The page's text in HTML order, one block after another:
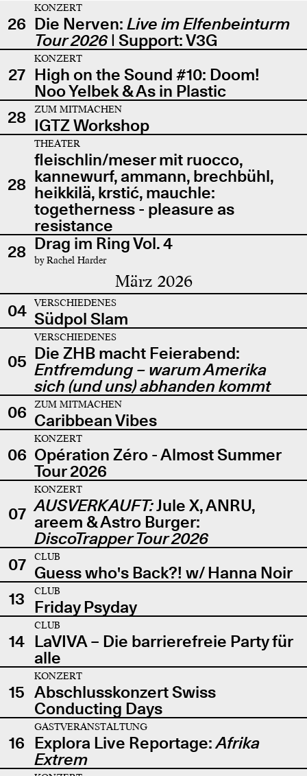
26
KONZERT
Die Nerven: Live im Elfenbeinturm
Tour 2026| Support: V3G
27
KONZERT
High on the Sound #10: Doom!
Noo Yelbek & As in Plastic
28
ZUM MITMACHEN
IGTZ Workshop
28
THEATER
fleischlin/meser mit ruocco,
kannewurf, ammann, brechbühl,
heikkilä, krstić, mauchle:
togetherness - pleasure as
resistance
28 Drag im Ring Vol. 4
by Rachel Harder
März 2026
04 VERSCHIEDENES
Südpol Slam
05
VERSCHIEDENES
Die ZHB macht Feierabend:
Entfremdung – warum Amerika
sich (und uns) abhanden kommt
06
ZUM MITMACHEN
Caribbean Vibes
06
KONZERT
Opération Zéro - Almost Summer
Tour 2026
07
KONZERT
AUSVERKAUFT:Jule X, ANRU,
areem & Astro Burger:
DiscoTrapper Tour 2026
07
CLUB
Guess who's Back?! w/ Hanna Noir
13
CLUB
Friday Psyday
14
CLUB
LaVIVA – Die barrierefreie Party für
alle
15
KONZERT
Abschlusskonzert Swiss
Conducting Days
16
GASTVERANSTALTUNG
Explora Live Reportage:Afrika
Extrem